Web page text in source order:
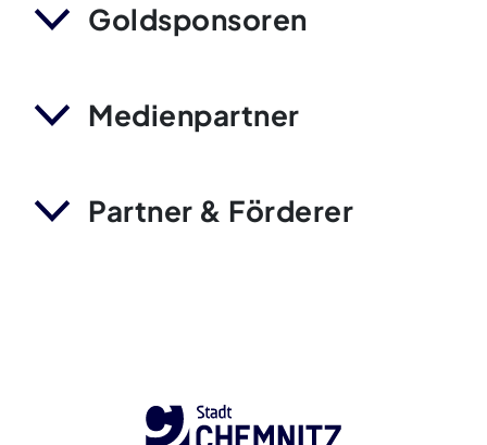
Goldsponsoren
Medienpartner
Partner & Förderer